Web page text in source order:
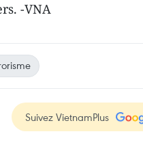
-VNA
Suivez VietnamPlus